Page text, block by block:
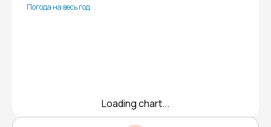
Погода на весь год
Loading chart...